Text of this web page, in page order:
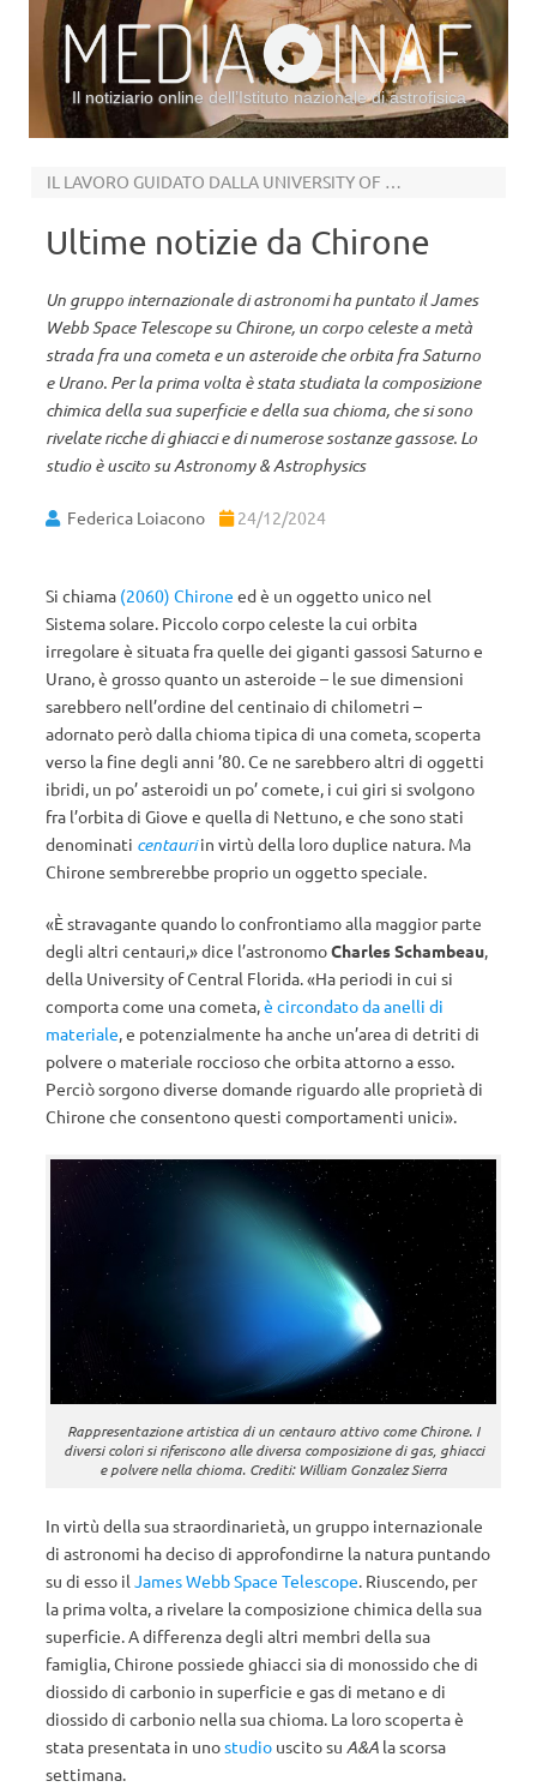
Il notiziario online dell’Istituto nazionale di astrofisica
IL LAVORO GUIDATO DALLA UNIVERSITY OF CENTRAL FLORIDA
Ultime notizie da Chirone
Un gruppo internazionale di astronomi ha puntato il James
Webb Space Telescope su Chirone, un corpo celeste a metà
strada fra una cometa e un asteroide che orbita fra Saturno
e Urano. Per la prima volta è stata studiata la composizione
chimica della sua superficie e della sua chioma, che si sono
rivelate ricche di ghiacci e di numerose sostanze gassose. Lo
studio è uscito su Astronomy & Astrophysics
Federica Loiacono 24/12/2024
Si chiama (2060) Chirone ed è un oggetto unico nel
Sistema solare. Piccolo corpo celeste la cui orbita
irregolare è situata fra quelle dei giganti gassosi Saturno e
Urano, è grosso quanto un asteroide – le sue dimensioni
sarebbero nell’ordine del centinaio di chilometri –
adornato però dalla chioma tipica di una cometa, scoperta
verso la fine degli anni ’80. Ce ne sarebbero altri di oggetti
ibridi, un po’ asteroidi un po’ comete, i cui giri si svolgono
fra l’orbita di Giove e quella di Nettuno, e che sono stati
denominati centauriin virtù della loro duplice natura. Ma
Chirone sembrerebbe proprio un oggetto speciale.
«È stravagante quando lo confrontiamo alla maggior parte
degli altri centauri,» dice l’astronomoCharles Schambeau,
della University of Central Florida. «Ha periodi in cui si
comporta come una cometa,è circondato da anelli di
materiale, e potenzialmente ha anche un’area di detriti di
polvere o materiale roccioso che orbita attorno a esso.
Perciò sorgono diverse domande riguardo alle proprietà di
Chirone che consentono questi comportamenti unici».
Rappresentazione artistica di un centauro attivo come Chirone. I
diversi colori si riferiscono alle diversa composizione di gas, ghiacci
e polvere nella chioma. Crediti: William Gonzalez Sierra
In virtù della sua straordinarietà, un gruppo internazionale
di astronomi ha deciso di approfondirne la natura puntando
su di esso il James Webb Space Telescope. Riuscendo, per
la prima volta, a rivelare la composizione chimica della sua
superficie. A differenza degli altri membri della sua
famiglia, Chirone possiede ghiacci sia di monossido che di
diossido di carbonio in superficie e gas di metano e di
diossido di carbonio nella sua chioma. La loro scoperta è
stata presentata in unostudio uscito su A&A la scorsa
settimana.